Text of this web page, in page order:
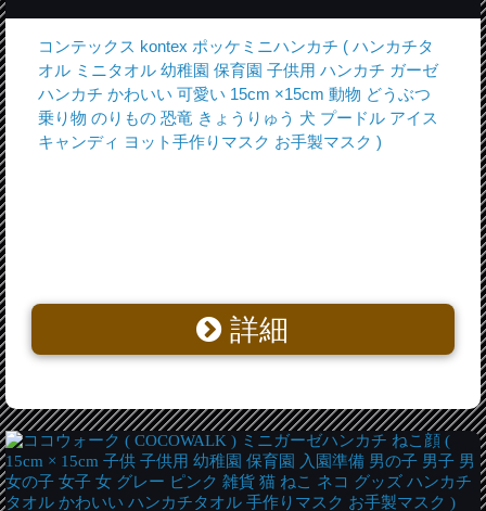
コンテックス kontex ポッケミニハンカチ ( ハンカチタ
オル ミニタオル 幼稚園 保育園 子供用 ハンカチ ガーゼ
ハンカチ かわいい 可愛い 15cm ×15cm 動物 どうぶつ
乗り物 のりもの 恐竜 きょうりゅう 犬 プードル アイス
キャンディ ヨット手作りマスク お手製マスク )
詳細